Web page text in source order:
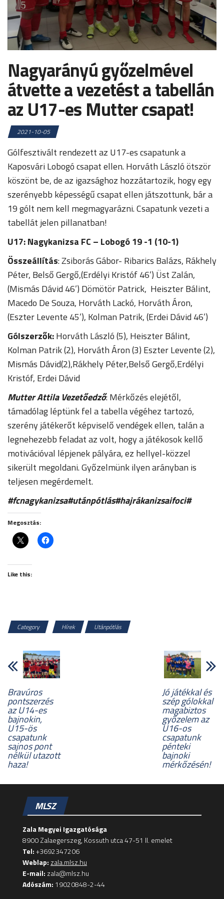
Nagyarányú győzelmével
átvette a vezetést a tabellán
az U17-es Mutter csapat!
2021-10-05
Gólfesztivált rendezett az U17-es csapatunk a
Kaposvári Lobogó csapat ellen. Horváth László ötször
köszönt be, de az igazsághoz hozzátartozik, hogy egy
szerényebb képességű csapat ellen játszottunk, bár a
19 gólt nem kell megmagyarázni. Csapatunk vezeti a
tabellát jelen pillanatban!
U17:Nagykanizsa FC – Lobogó 19 -1 (10-1)
Összeállítás: Zsiborás Gábor- Ribarics Balázs, Rákhely
Péter, Belső Gergő,(Erdélyi Kristóf 46’) Üst Zalán,
(Mismás Dávid 46’) Dömötör Patrick, Heiszter Bálint,
Macedo De Souza, Horváth Lackó, Horváth Áron,
(Eszter Levente 45’), Kolman Patrik, (Erdei Dávid 46’)
Gólszerzők:Horváth László (5), Heiszter Bálint,
Kolman Patrik (2), Horváth Áron (3) Eszter Levente (2),
Mismás Dávid(2),Rákhely Péter,Belső Gergő,Erdélyi
Kristóf, Erdei Dávid
Mutter Attila Vezetőedző: Mérkőzés elejétől,
támadólag léptünk fel a tabella végéhez tartozó,
szerény játékerőt képviselő vendégek ellen, talán a
legnehezebb feladat az volt, hogy a játékosok kellő
motivációval lépjenek pályára, ez hellyel-közzel
sikerült megoldani. Győzelmünk ilyen arányban is
teljesen megérdemelt.
#fcnagykanizsa#utánpótlás#hajrákanizsaifoci#
Megosztás:
Like this:
Category Hírek Utánpótlás
Bravúros
pontszerzés
az U14-es
bajnokin,
U15-ös
csapatunk
sajnos pont
nélkül utazott
haza!
Jó játékkal és
szép gólokkal
magabiztos
győzelem az
U16-os
csapatunk
pénteki
bajnoki
mérkőzésén!
MLSZ
Zala Megyei Igazgatósága
8900 Zalaegerszeg, Kossuth utca 47-51 II. emelet
Tel:+3692347206
Weblap: zala.mlsz.hu
E-mail: zala@mlsz.hu
Adószám: 19020848-2-44